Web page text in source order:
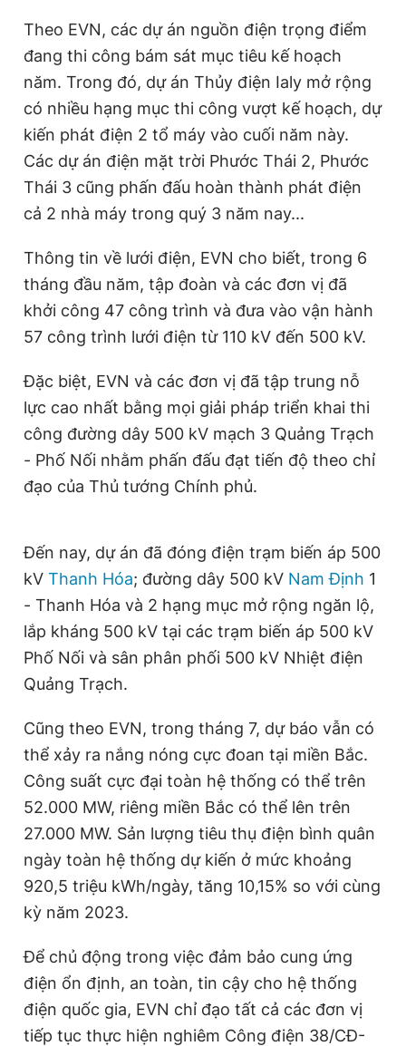
Theo EVN, các dự án nguồn điện trọng điểm
đang thi công bám sát mục tiêu kế hoạch
năm. Trong đó, dự án Thủy điện Ialy mở rộng
có nhiều hạng mục thi công vượt kế hoạch, dự
kiến phát điện 2 tổ máy vào cuối năm này.
Các dự án điện mặt trời Phước Thái 2, Phước
Thái 3 cũng phấn đấu hoàn thành phát điện
cả 2 nhà máy trong quý 3 năm nay...
Thông tin về lưới điện, EVN cho biết, trong 6
tháng đầu năm, tập đoàn và các đơn vị đã
khởi công 47 công trình và đưa vào vận hành
57 công trình lưới điện từ 110 kV đến 500 kV.
Đặc biệt, EVN và các đơn vị đã tập trung nỗ
lực cao nhất bằng mọi giải pháp triển khai thi
công đường dây 500 kV mạch 3 Quảng Trạch
- Phố Nối nhằm phấn đấu đạt tiến độ theo chỉ
đạo của Thủ tướng Chính phủ.
Đến nay, dự án đã đóng điện trạm biến áp 500
kV Thanh Hóa; đường dây 500 kV Nam Định 1
- Thanh Hóa và 2 hạng mục mở rộng ngăn lộ,
lắp kháng 500 kV tại các trạm biến áp 500 kV
Phố Nối và sân phân phối 500 kV Nhiệt điện
Quảng Trạch.
Cũng theo EVN, trong tháng 7, dự báo vẫn có
thể xảy ra nắng nóng cực đoan tại miền Bắc.
Công suất cực đại toàn hệ thống có thể trên
52.000 MW, riêng miền Bắc có thể lên trên
27.000 MW. Sản lượng tiêu thụ điện bình quân
ngày toàn hệ thống dự kiến ở mức khoảng
920,5 triệu kWh/ngày, tăng 10,15% so với cùng
kỳ năm 2023.
Để chủ động trong việc đảm bảo cung ứng
điện ổn định, an toàn, tin cậy cho hệ thống
điện quốc gia, EVN chỉ đạo tất cả các đơn vị
tiếp tục thực hiện nghiêm Công điện 38/CĐ-